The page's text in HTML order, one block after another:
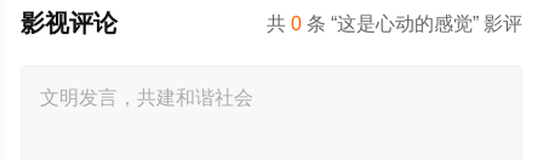
共0 条 “这是心动的感觉” 影评
影视评论